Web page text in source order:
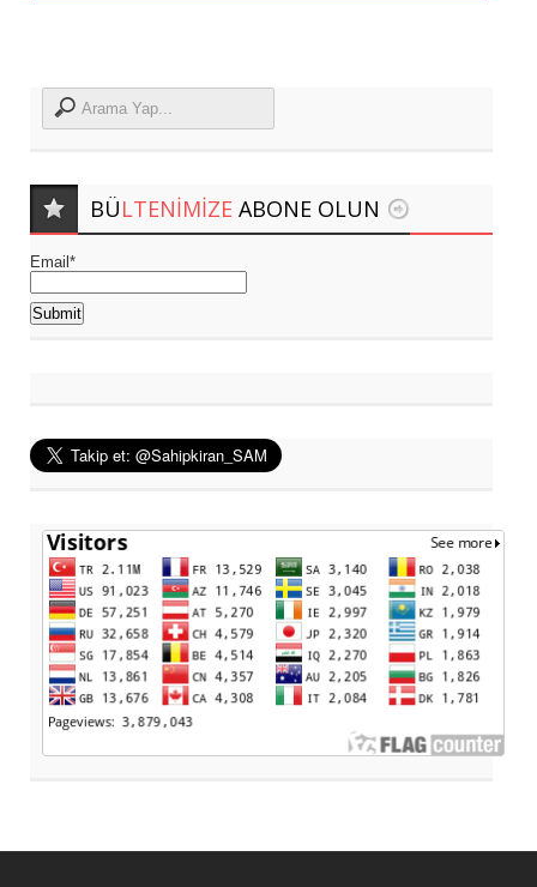
BÜLTENIMIZE ABONE OLUN
Email*